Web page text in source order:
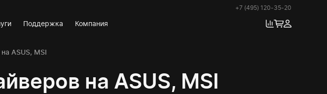
+7 (495) 120-35-20
Поддержка Компания
ASUS, MSI
на ASUS, MSI